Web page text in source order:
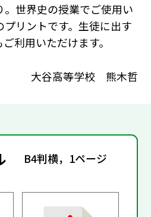
。世界史の授業でご使用い
リントです。生徒に出す
利用いただけます。
大谷高等学校 熊木哲
B4判横，1ページ